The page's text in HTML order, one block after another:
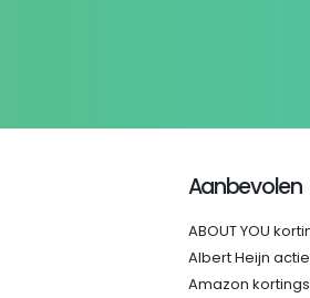
Aanbevolen
ABOUT YOU
Albert Heijn
Amazon